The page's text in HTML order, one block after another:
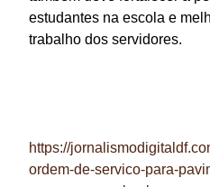
estudantes na escola e
trabalho dos servidores.
https://
ordem-de-servico-para-